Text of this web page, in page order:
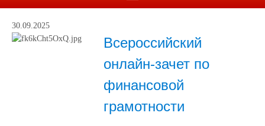
30.09.2025
Всероссийский
онлайн-зачет по
финансовой
грамотности